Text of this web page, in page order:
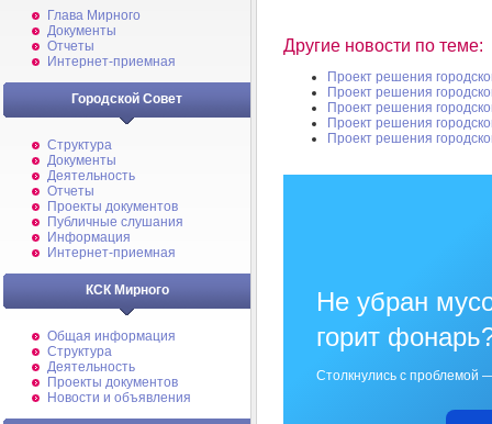
Глава Мирного
Документы
Отчеты
Интернет-приемная
Городской Совет
Структура
Документы
Деятельность
Отчеты
Проекты документов
Публичные слушания
Информация
Интернет-приемная
КСК Мирного
Общая информация
Структура
Деятельность
Проекты документов
Новости и объявления
Другие новости по теме:
Проект решения
Проект решения
Проект решения
Проект решения
Проект решения
Не убран
горит
Столкнулись с проблемой